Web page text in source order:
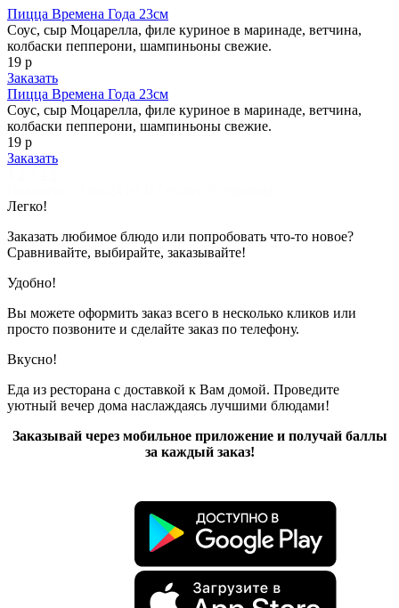
Пицца Времена Года 23см
Соус, сыр Моцарелла, филе куриное в маринаде, ветчина,
колбаски пепперони, шампиньоны свежие.
19 р
Заказать
Пицца Времена Года 23см
Соус, сыр Моцарелла, филе куриное в маринаде, ветчина,
колбаски пепперони, шампиньоны свежие.
19 р
Заказать
Легко!
Заказать любимое блюдо или попробовать что-то новое?
Сравнивайте, выбирайте, заказывайте!
Удобно!
Вы можете оформить заказ всего в несколько кликов или
просто позвоните и сделайте заказ по телефону.
Вкусно!
Еда из ресторана с доставкой к Вам домой. Проведите
уютный вечер дома наслаждаясь лучшими блюдами!
Заказывай через мобильное приложение и получай баллы
за каждый заказ!